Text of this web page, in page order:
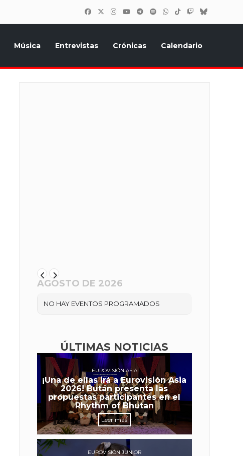
Música Entrevistas Crónicas Calendario
AGOSTO DE 2026
NO HAY EVENTOS PROGRAMADOS
ÚLTIMAS NOTICIAS
EUROVISIÓN ASIA
¡Una de ellas irá a Eurovisión Asia
2026! Bután presenta las
propuestas participantes en el
Rhythm of Bhutan
Leer más
EUROVISIÓN JUNIOR